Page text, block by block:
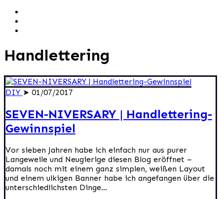
Handlettering
DIY ➤ 01/07/2017
SEVEN-NIVERSARY | Handlettering-
Gewinnspiel
Vor sieben Jahren habe ich einfach nur aus purer
Langeweile und Neugierige diesen Blog eröffnet –
damals noch mit einem ganz simplen, weißen Layout
und einem ulkigen Banner habe ich angefangen über die
unterschiedlichsten Dinge...